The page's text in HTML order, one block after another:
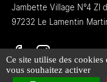
Jambette Village N°4 ZI
97232 Le Lamentin
Ce site utilise des
vous souhaitez activer